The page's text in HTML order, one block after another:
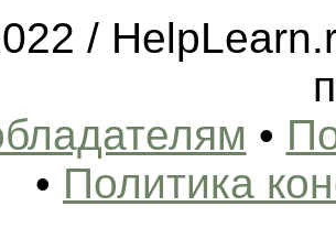
/
•
• Политика